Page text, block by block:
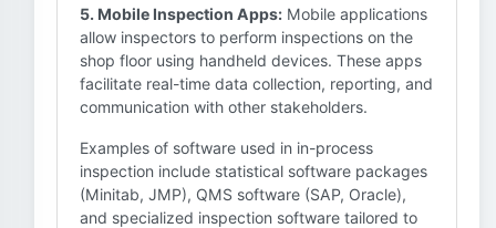
5. Mobile Inspection Apps: Mobile applications
allow inspectors to perform inspections on the
shop floor using handheld devices. These apps
facilitate real-time data collection, reporting, and
communication with other stakeholders.
Examples of software used in in-process
inspection include statistical software packages
(Minitab, JMP), QMS software (SAP, Oracle),
and specialized inspection software tailored to